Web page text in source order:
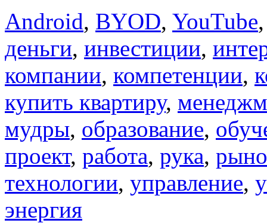
Android, BYOD, YouTube
деньги, инвестиции,
компании, компетенции,
купить квартиру,
мудры, образование,
проект, работа, рука,
технологии, управление,
энергия